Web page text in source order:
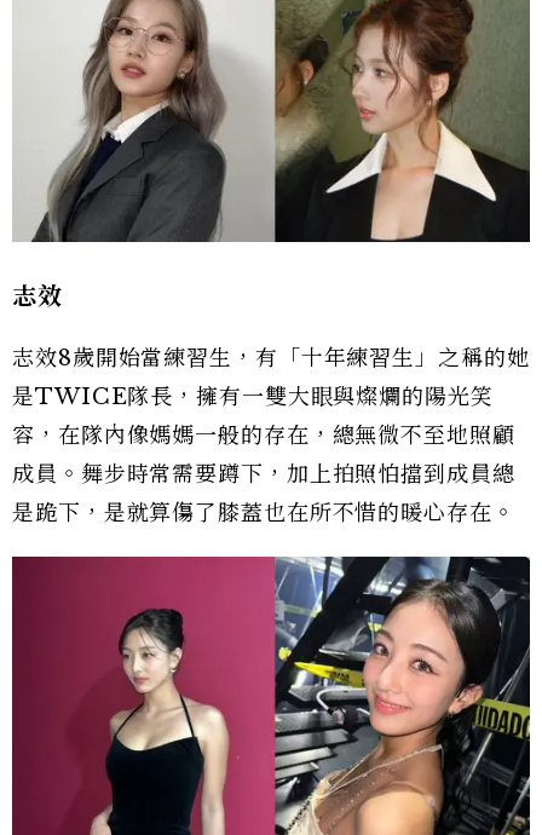
志效
志效8歲開始當練習生，有「十年練習生」之稱的她
是TWICE隊長，擁有一雙大眼與燦爛的陽光笑
容，在隊內像媽媽一般的存在，總無微不至地照顧
成員。舞步時常需要蹲下，加上拍照怕擋到成員總
是跪下，是就算傷了膝蓋也在所不惜的暖心存在。